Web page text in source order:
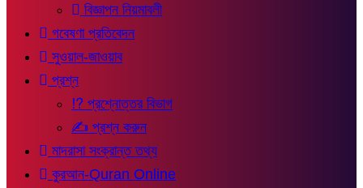
বিজ্ঞাপন নিয়মাবলী
গবেষণা প্রতিবেদন
সুওয়াল-জাওয়াব
প্রশ্ন
⁉ প্রশ্নোত্তর বিভাগ
✍ প্রশ্ন করুন
মাদরাসা সংক্রান্ত তথ্য
কুরআন-Quran Online